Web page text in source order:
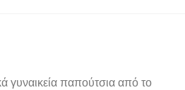
γυναικεία παπούτσια από το